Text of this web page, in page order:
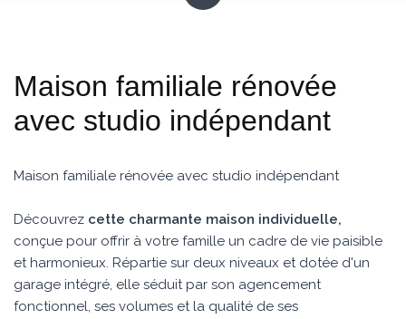
Maison familiale rénovée
avec studio indépendant
Maison familiale rénovée avec studio indépendant
Découvrez cette charmante maison individuelle,
conçue pour offrir à votre famille un cadre de vie paisible
et harmonieux. Répartie sur deux niveaux et dotée d'un
garage intégré, elle séduit par son agencement
fonctionnel, ses volumes et la qualité de ses